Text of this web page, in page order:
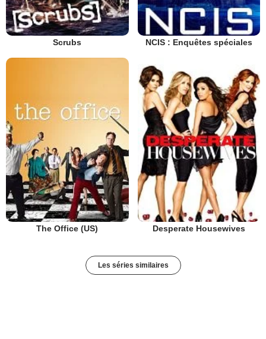
Scrubs NCIS : Enquêtes spéciales
The Office (US) Desperate Housewives
Les séries similaires